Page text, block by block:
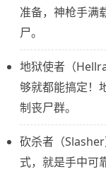
准备，神枪手满
尸。
地狱使者（
够就都能搞定！
制丧尸群。
砍杀者（
式，就是手中可